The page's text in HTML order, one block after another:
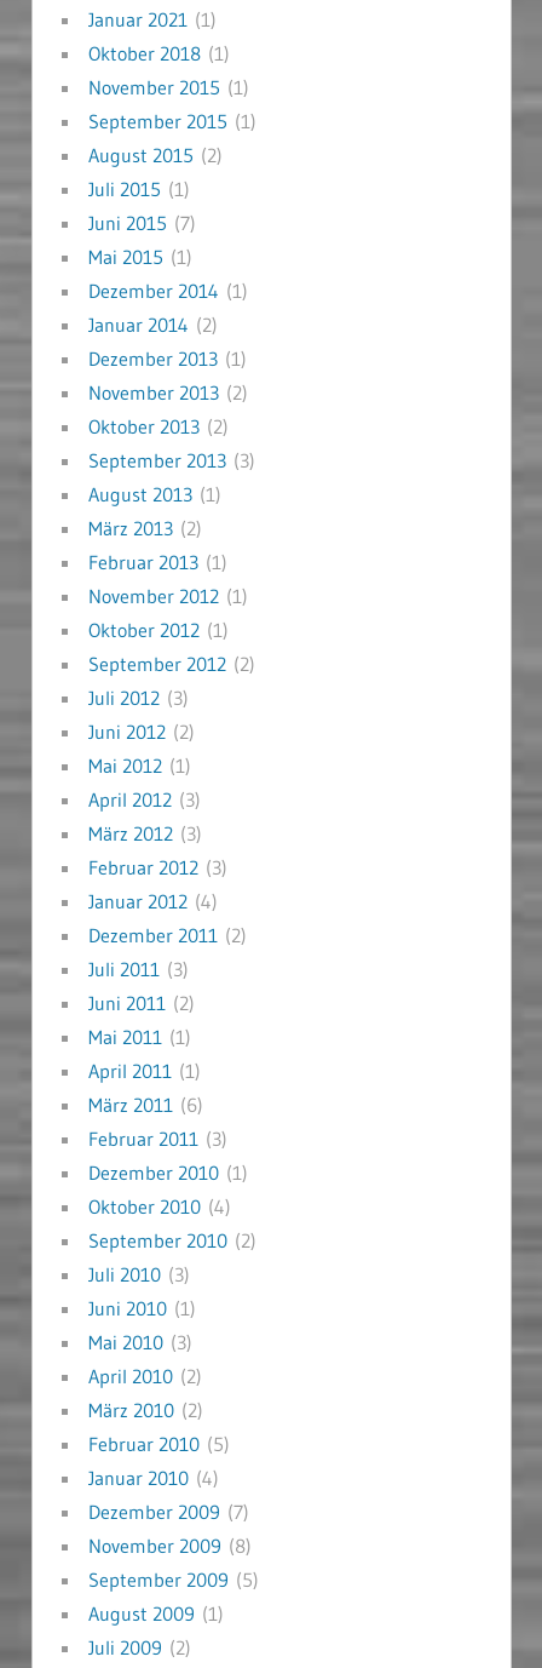
Januar 2021(1)
Oktober 2018(1)
November 2015 (1)
September 2015 (1)
August 2015 (2)
Juli 2015 (1)
Juni 2015 (7)
Mai 2015 (1)
Dezember 2014 (1)
Januar 2014 (2)
Dezember 2013(1)
November 2013(2)
Oktober 2013(2)
September 2013(3)
August 2013(1)
März 2013(2)
Februar 2013(1)
November 2012(1)
Oktober 2012(1)
September 2012(2)
Juli 2012(3)
Juni 2012(2)
Mai 2012(1)
April 2012(3)
März 2012(3)
Februar 2012(3)
Januar 2012(4)
Dezember 2011(2)
Juli 2011(3)
Juni 2011(2)
Mai 2011(1)
April 2011(1)
März 2011(6)
Februar 2011(3)
Dezember 2010(1)
Oktober 2010(4)
September 2010(2)
Juli 2010(3)
Juni 2010(1)
Mai 2010(3)
April 2010(2)
März 2010(2)
Februar 2010(5)
Januar 2010(4)
Dezember 2009 (7)
November 2009 (8)
September 2009 (5)
August 2009 (1)
Juli 2009 (2)